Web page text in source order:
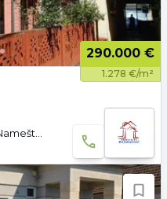
290.000 €
1.278 €/m²
Agencija • Dvoetažna • Uknjižen • Namešteno • Podrum